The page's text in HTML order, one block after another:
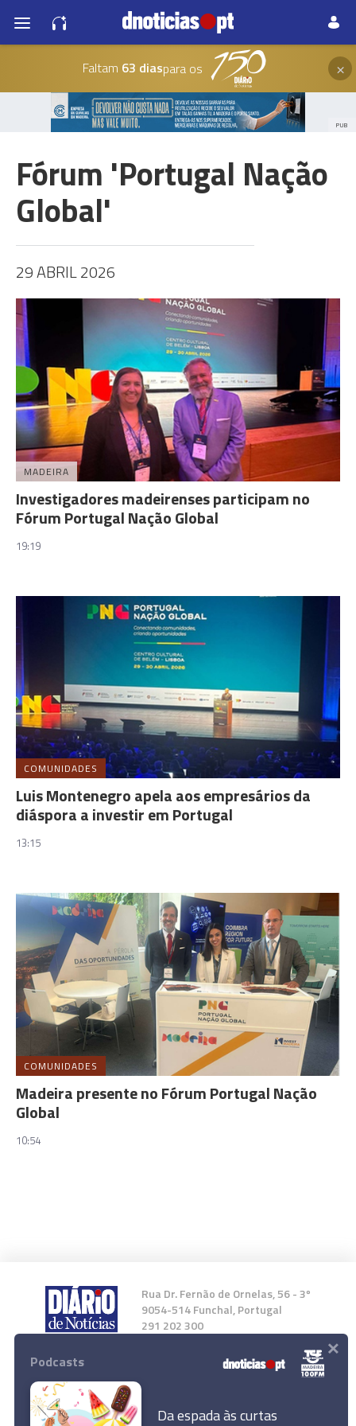
Faltam 63 diaspara os ×
PUB
Fórum 'Portugal Nação
Global'
29 ABRIL 2026
MADEIRA
Investigadores madeirenses participam no
Fórum Portugal Nação Global
19:19
COMUNIDADES
Luis Montenegro apela aos empresários da
diáspora a investir em Portugal
13:15
COMUNIDADES
Madeira presente no Fórum Portugal Nação
Global
10:54
Rua Dr. Fernão de Ornelas, 56 - 3º
9054-514 Funchal, Portugal
291 202 300
Instale a nossa App
Podcasts
Da espada às curtas
×